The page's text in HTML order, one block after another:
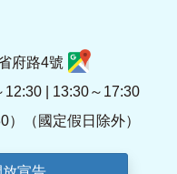
府路4號
| 13:30～17:30
）（國定假日除外）